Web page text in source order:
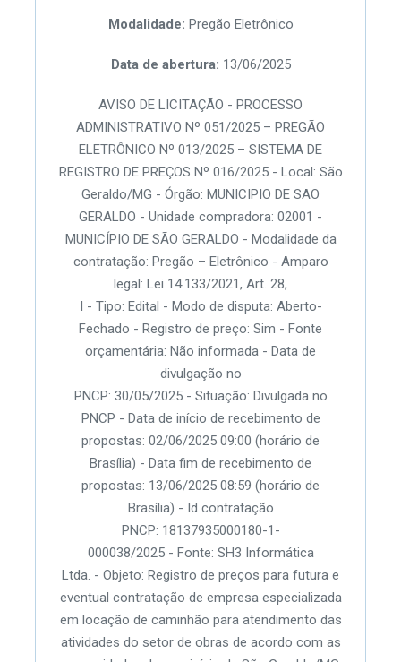
Modalidade: Pregão Eletrônico
Data de abertura: 13/06/2025
AVISO DE LICITAÇÃO - PROCESSO
ADMINISTRATIVO Nº 051/2025 – PREGÃO
ELETRÔNICO Nº 013/2025 – SISTEMA DE
REGISTRO DE PREÇOS Nº 016/2025 - Local: São
Geraldo/MG - Órgão: MUNICIPIO DE SAO
GERALDO - Unidade compradora: 02001 -
MUNICÍPIO DE SÃO GERALDO - Modalidade da
contratação: Pregão – Eletrônico - Amparo
legal: Lei 14.133/2021, Art. 28,
I - Tipo: Edital - Modo de disputa: Aberto-
Fechado - Registro de preço: Sim - Fonte
orçamentária: Não informada - Data de
divulgação no
PNCP: 30/05/2025 - Situação: Divulgada no
PNCP - Data de início de recebimento de
propostas: 02/06/2025 09:00 (horário de
Brasília) - Data fim de recebimento de
propostas: 13/06/2025 08:59 (horário de
Brasília) - Id contratação
PNCP: 18137935000180-1-
000038/2025 - Fonte: SH3 Informática
Ltda. - Objeto: Registro de preços para futura e
eventual contratação de empresa especializada
em locação de caminhão para atendimento das
atividades do setor de obras de acordo com as